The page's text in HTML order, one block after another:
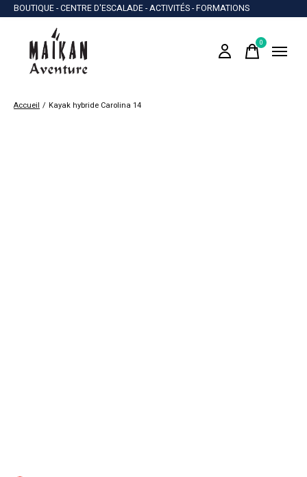
BOUTIQUE - CENTRE D'ESCALADE - ACTIVITÉS - FORMATIONS
0items
Accueil / Kayak hybride Carolina 14